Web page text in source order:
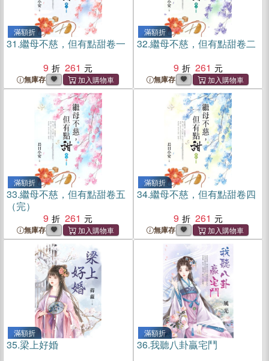
滿額折
31.繼母不慈，但有點甜卷一
9
261
無庫存
滿額折
32.繼母不慈，但有點甜卷二
9
261
無庫存
滿額折
33.繼母不慈，但有點甜卷五
（完）
9
261
無庫存
滿額折
34.繼母不慈，但有點甜卷四
9
261
無庫存
滿額折
35.梁上好婚
滿額折
36.我聽八卦贏宅鬥